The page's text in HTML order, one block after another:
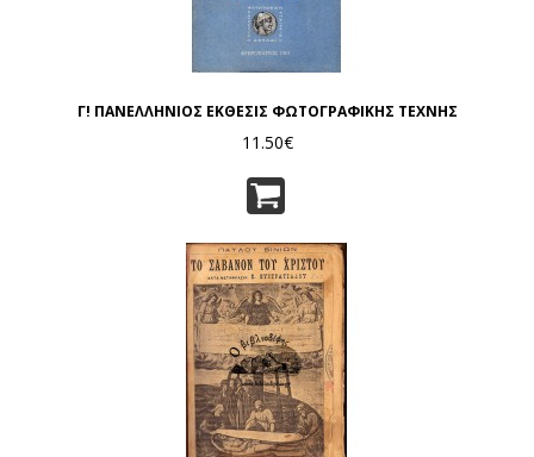
Γ! ΠΑΝΕΛΛΗΝΙΟΣ ΕΚΘΕΣΙΣ ΦΩΤΟΓΡΑΦΙΚΗΣ ΤΕΧΝΗΣ
11.50€